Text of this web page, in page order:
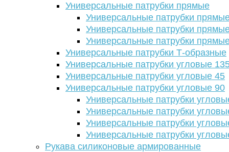
Универсальные патрубки прямые
Универсальные патрубки
Универсальные патрубки
Универсальные патрубки
Универсальные патрубки Т-образные
Универсальные патрубки угловые
Универсальные патрубки угловые 45
Универсальные патрубки угловые 90
Универсальные патрубки
Универсальные патрубки
Универсальные патрубки
Универсальные патрубки
Рукава силиконовые армированные